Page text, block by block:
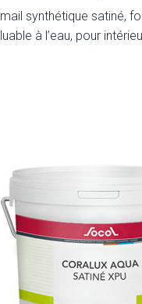
synthétique satiné,
à l’eau, pour